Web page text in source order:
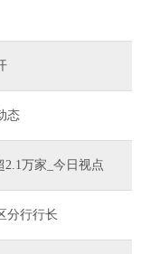
态
万家_今日视点
分行行长